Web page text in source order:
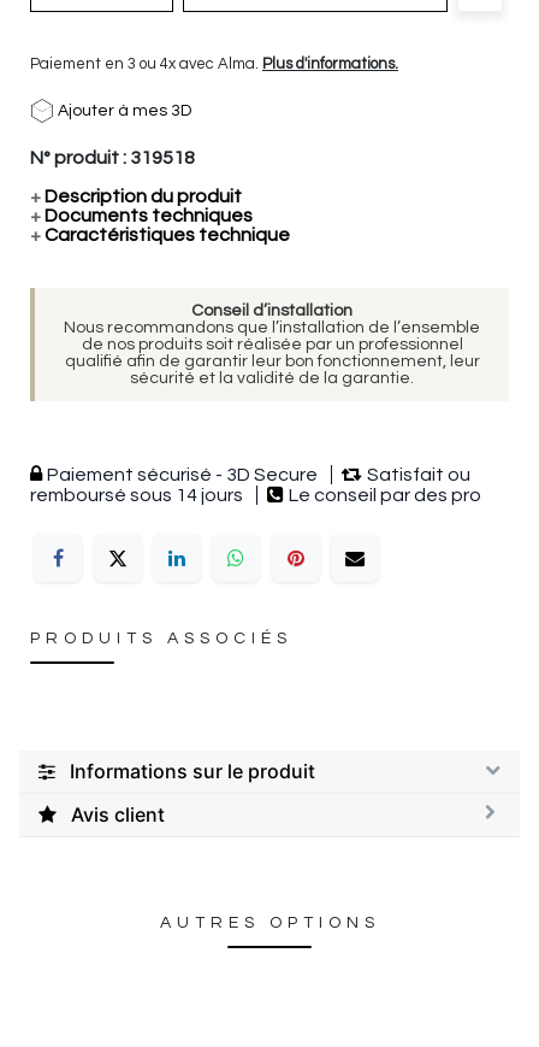
Paiement en 3 ou 4x avec Alma. Plus d'informations.
Ajouter à mes 3D
N° produit : 319518
+ Description du produit
+ Documents techniques
+Caractéristiques technique
Conseil d’installation
Nous recommandons que l’installation de l’ensemble
de nos produits soit réalisée par un professionnel
qualifié afin de garantir leur bon fonctionnement, leur
sécurité et la validité de la garantie.
Paiement sécurisé - 3D Secure
Satisfait ou
remboursé sous 14 jours
Le conseil par des pro
PRODUITS ASSOCIÉS
Informations sur le produit
Avis client
AUTRES OPTIONS